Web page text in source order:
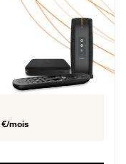
par mois, Engagement 12 mois
€/mois